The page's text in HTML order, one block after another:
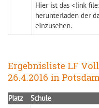
Hier ist das <link
herunterladen der
einzusehen.
Ergebnisliste LF
26.4.2016 in Potsdam
Platz Schule